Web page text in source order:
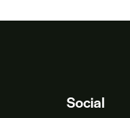
Social